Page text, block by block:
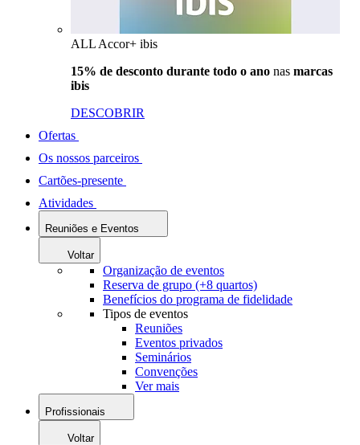
ALL Accor+ ibis
15% de desconto durante todo o ano nas marcas
ibis
DESCOBRIR
Ofertas
Os nossos parceiros
Cartões-presente
Atividades
Reuniões e Eventos
Voltar
Organização de eventos
Reserva de grupo (+8 quartos)
Benefícios do programa de fidelidade
Tipos de eventos
Reuniões
Eventos privados
Seminários
Convenções
Ver mais
Profissionais
Voltar